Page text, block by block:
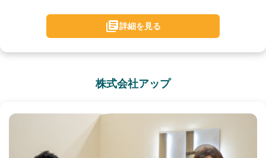
詳細を見る
株式会社アップ